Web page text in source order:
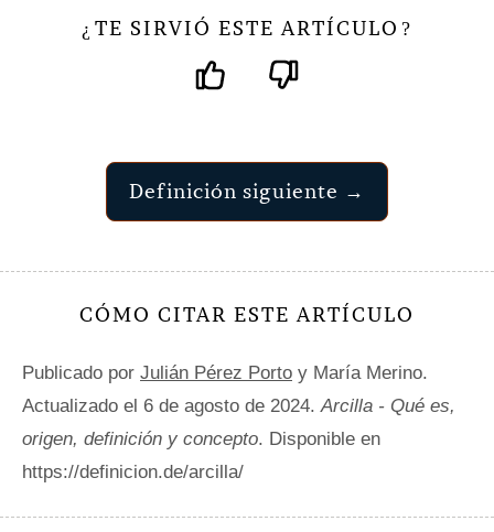
¿ TE SIRVIÓ ESTE ARTÍCULO ?
Definición siguiente →
CÓMO CITAR ESTE ARTÍCULO
Publicado por Julián Pérez Porto y María Merino.
Actualizado el 6 de agosto de 2024. Arcilla - Qué es,
origen, definición y concepto. Disponible en
https://definicion.de/arcilla/